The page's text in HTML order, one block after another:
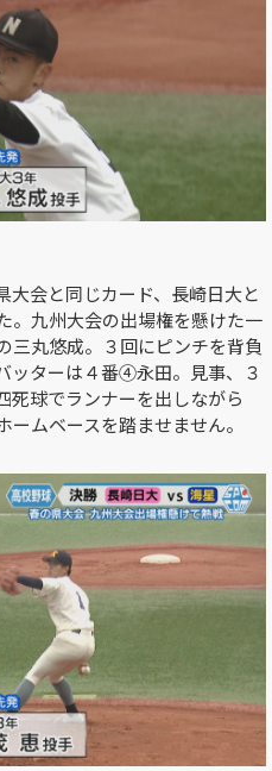
大会と同じカード、長崎日大と
。九州大会の出場権を懸けた一
三丸悠成。３回にピンチを背負
ッターは４番④永田。見事、３
死球でランナーを出しながら
ムベースを踏ませません。